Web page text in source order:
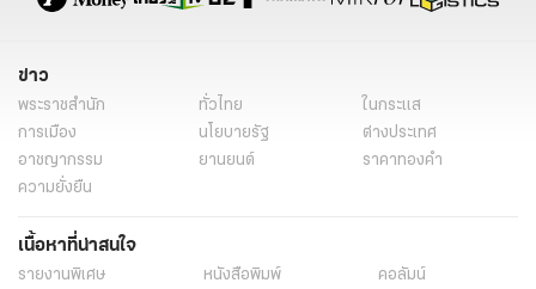
ข่าว
พระราชสำนัก ทั่วไทย
ในกระแส
การเมือง
นโยบายรัฐ
ต่างประเทศ
อาชญากรรม
ยานยนต์
ราคาทองคำ
ความยั่งยืน
เนื้อหาที่น่าสนใจ
รายงานพิเศษ หนังสือพิมพ์
คอลัมน์